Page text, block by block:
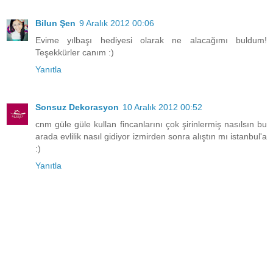
Bilun Şen 9 Aralık 2012 00:06
Evime yılbaşı hediyesi olarak ne alacağımı buldum!
Teşekkürler canım :)
Yanıtla
Sonsuz Dekorasyon 10 Aralık 2012 00:52
cnm güle güle kullan fincanlarını çok şirinlermiş nasılsın bu
arada evlilik nasıl gidiyor izmirden sonra alıştın mı istanbul'a
:)
Yanıtla